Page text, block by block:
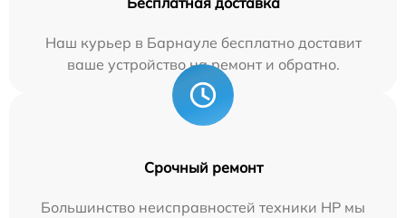
Наш курьер в Барнауле бесплатно доставит
ваше устройство на ремонт и обратно.
Срочный ремонт
Большинство неисправностей техники HP мы